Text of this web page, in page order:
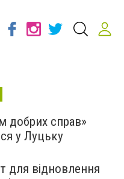
добрих справ»
у Луцьку
для відновлення